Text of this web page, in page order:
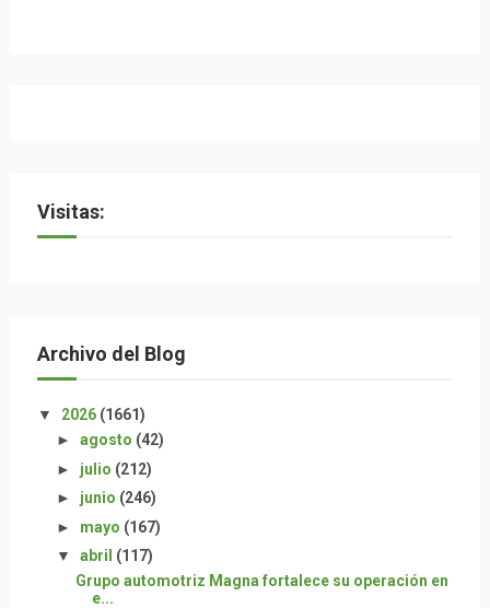
Visitas:
Archivo del Blog
▼ 2026 (1661)
► agosto (42)
► julio (212)
► junio (246)
► mayo (167)
▼ abril (117)
Grupo automotriz Magna fortalece su operación en
e...